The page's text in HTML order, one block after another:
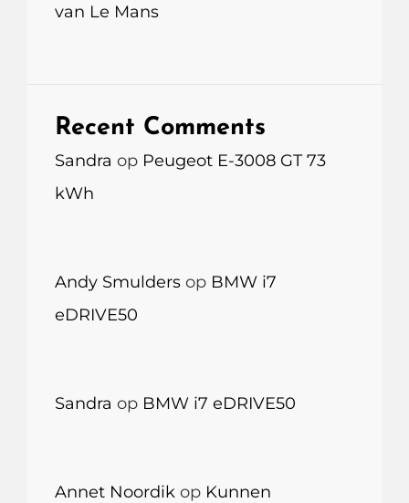
van Le Mans
Recent Comments
Sandra op Peugeot E-3008 GT 73
kWh
Andy Smulders op BMW i7
eDRIVE50
Sandra op BMW i7 eDRIVE50
Annet Noordik op Kunnen